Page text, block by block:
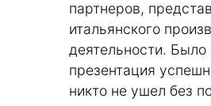
партнеров,
итальянского
деятельности.
презентация
никто не ушел без